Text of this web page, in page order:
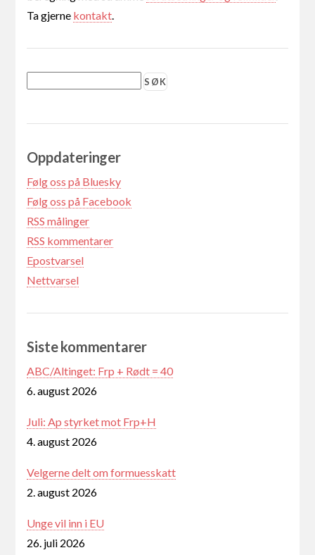
Ta gjerne kontakt.
Oppdateringer
Følg oss på Bluesky
Følg oss på Facebook
RSS målinger
RSS kommentarer
Epostvarsel
Nettvarsel
Siste kommentarer
ABC/Altinget: Frp + Rødt = 40
6. august 2026
Juli: Ap styrket mot Frp+H
4. august 2026
Velgerne delt om formuesskatt
2. august 2026
Unge vil inn i EU
26. juli 2026